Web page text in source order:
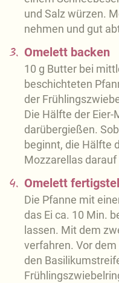
und Salz würzen.
nehmen und gut
3. Omelett backen
10 g Butter bei
beschichteten
der
Die Hälfte der Eier-
darübergießen.
beginnt, die Hälfte
Mozzarellas darauf
4. Omelett
Die Pfanne mit
das Ei ca. 10 Min.
lassen. Mit dem
verfahren. Vor
den